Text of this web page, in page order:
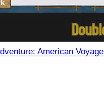
American Voyage